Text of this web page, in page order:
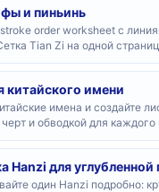
и пиньинь
order worksheet с
Tian Zi на одной
китайского имени
имена и создайте
и обводкой для
Hanzi для углубленной
один Hanzi подробно: